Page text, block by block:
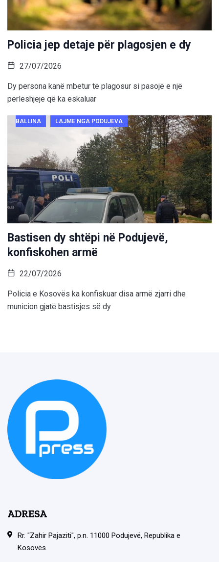
Policia jep detaje për plagosjen e dy
27/07/2026
Dy persona kanë mbetur të plagosur si pasojë e një
përleshjeje që ka eskaluar
BALLINA LAJME NGA PODUJEVA
Bastisen dy shtëpi në Podujevë,
konfiskohen armë
22/07/2026
Policia e Kosovës ka konfiskuar disa armë zjarri dhe
municion gjatë bastisjes së dy
ADRESA
Rr. "Zahir Pajaziti", p.n. 11000 Podujevë, Republika e
Kosovës.